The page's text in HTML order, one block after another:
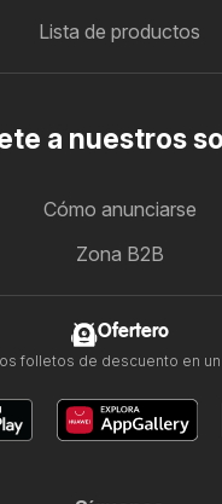
Lista de productos
a nuestros
Cómo anunciarse
Zona B2B
Ofertero
folletos de descuento en